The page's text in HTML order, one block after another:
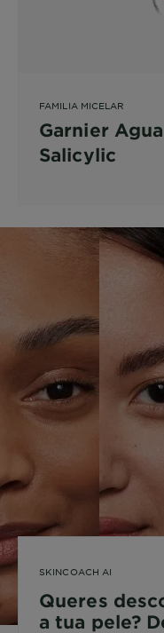
FAMILIA MICELAR
Garnier
Salicylic
SKINCOACH AI
Queres
a tua pele?